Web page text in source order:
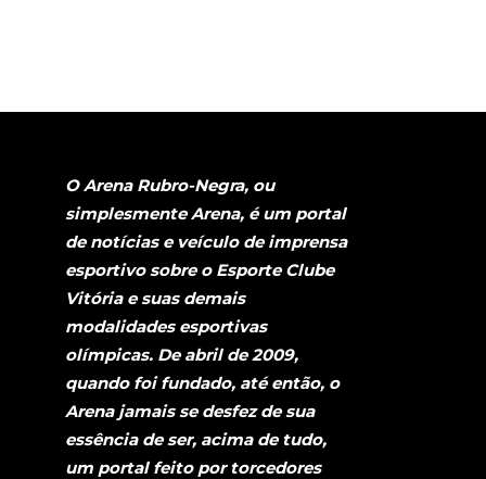
O Arena Rubro-Negra, ou
simplesmente Arena, é um portal
de notícias e veículo de imprensa
esportivo sobre o Esporte Clube
Vitória e suas demais
modalidades esportivas
olímpicas. De abril de 2009,
quando foi fundado, até então, o
Arena jamais se desfez de sua
essência de ser, acima de tudo,
um portal feito por torcedores